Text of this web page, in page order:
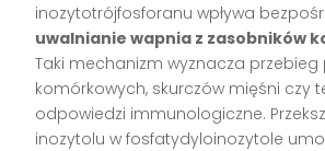
inozytotrójfosforanu wpływa
uwalnianie wapnia z zasobników
Taki mechanizm wyznacza przebieg
komórkowych, skurczów mięśni czy
odpowiedzi immunologiczne.
inozytolu w fosfatydyloinozytole